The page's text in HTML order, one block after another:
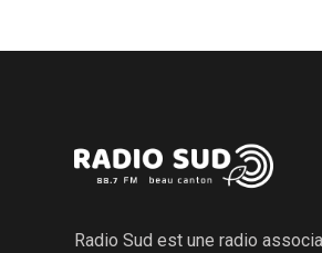
Radio Sud est une radio